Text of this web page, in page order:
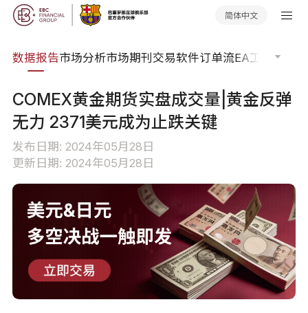
简体中文
数据报告市场分析市场期刊交易软件订单流EA工具库
COMEX黄金期货实盘成交量|黄金反弹
无力 2371美元成为止跌关键
发布日期: 2024年05月28日
更新日期: 2024年05月28日